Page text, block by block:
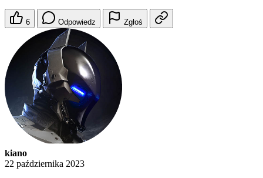
6 Odpowiedz Zgłoś
kiano
22 października 2023